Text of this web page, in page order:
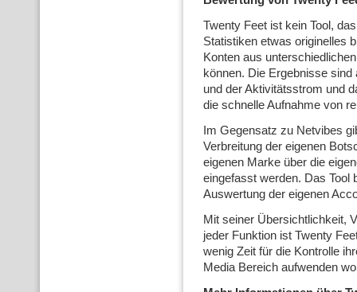
Twenty Feet ist kein Tool,
Statistiken etwas originelles
Konten aus
können. Die Ergebnisse
und der Aktivitätsstrom und
die schnelle Aufnahme von
Im Gegensatz zu Netvibes
Verbreitung der eigenen
eigenen Marke über die
eingefasst werden. Das Tool
Auswertung der eigenen
Mit seiner Übersichtlichkeit,
jeder Funktion ist Twenty
wenig Zeit für die Kontrolle
Media Bereich aufwenden